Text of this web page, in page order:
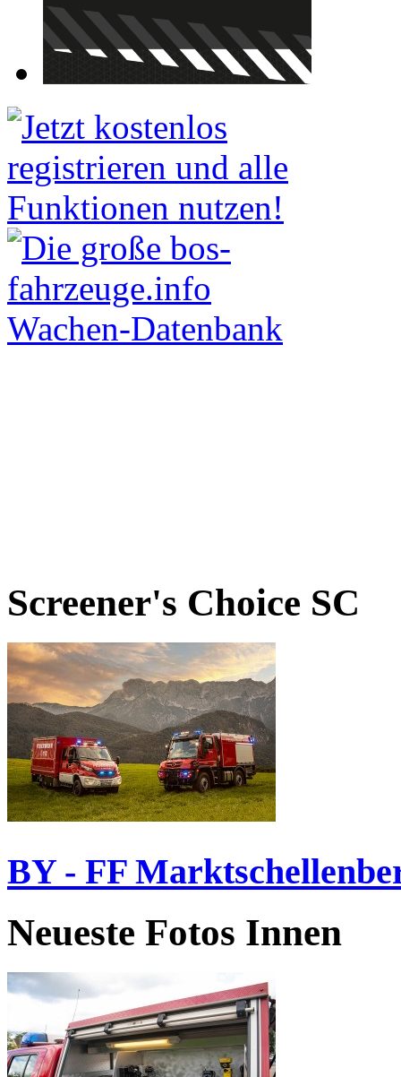
Screener's Choice SC
BY - FF
Neueste Fotos Innen